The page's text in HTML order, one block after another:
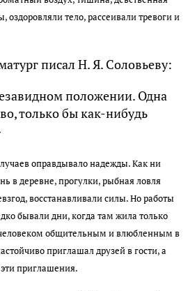
усадьбы М. Н. Островского,
получивший
поскольку Михаил
в Щелыково нечасто, и в
Дом этот в настоящее
усадьбы и членов его семьи
фонарями. Около дома
и зажигали ракеты.
лесном мраке казалась
приноравливались
на которые сходились